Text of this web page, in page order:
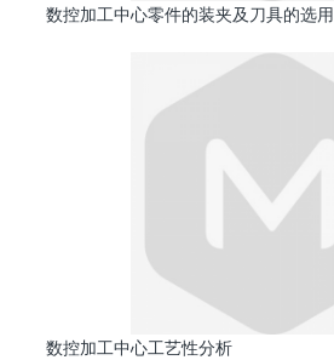
数控加工中心零件的装夹及刀具的选用
数控加工中心工艺性分析